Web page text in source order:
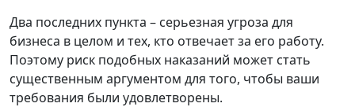
Два последних пункта – серьезная угроза для
бизнеса в целом и тех, кто отвечает за его работу.
Поэтому риск подобных наказаний может стать
существенным аргументом для того, чтобы ваши
требования были удовлетворены.